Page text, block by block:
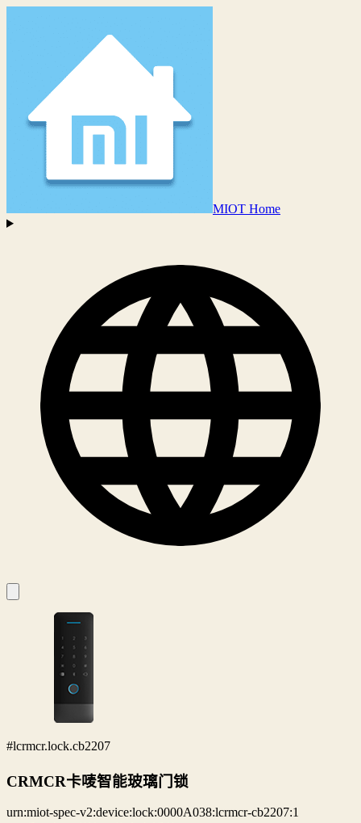
MIOT Home
#lcrmcr.lock.cb2207
CRMCR卡唛智能玻璃门锁
urn:miot-spec-v2:device:lock:0000A038:lcrmcr-cb2207:1